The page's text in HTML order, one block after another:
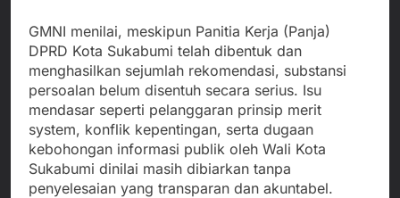
GMNI menilai, meskipun Panitia Kerja (Panja)
DPRD Kota Sukabumi telah dibentuk dan
menghasilkan sejumlah rekomendasi, substansi
persoalan belum disentuh secara serius. Isu
mendasar seperti pelanggaran prinsip merit
system, konflik kepentingan, serta dugaan
kebohongan informasi publik oleh Wali Kota
Sukabumi dinilai masih dibiarkan tanpa
penyelesaian yang transparan dan akuntabel.